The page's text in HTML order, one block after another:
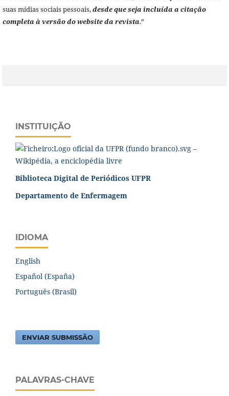
suas mídias sociais pessoais,desde que seja incluída a citação
completa à versão do website da revista.”
INSTITUIÇÃO
Biblioteca Digital de Periódicos UFPR
Departamento de Enfermagem
IDIOMA
English
Español (España)
Português (Brasil)
ENVIAR SUBMISSÃO
PALAVRAS-CHAVE